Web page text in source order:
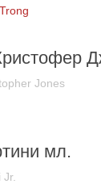
Jones
мл.